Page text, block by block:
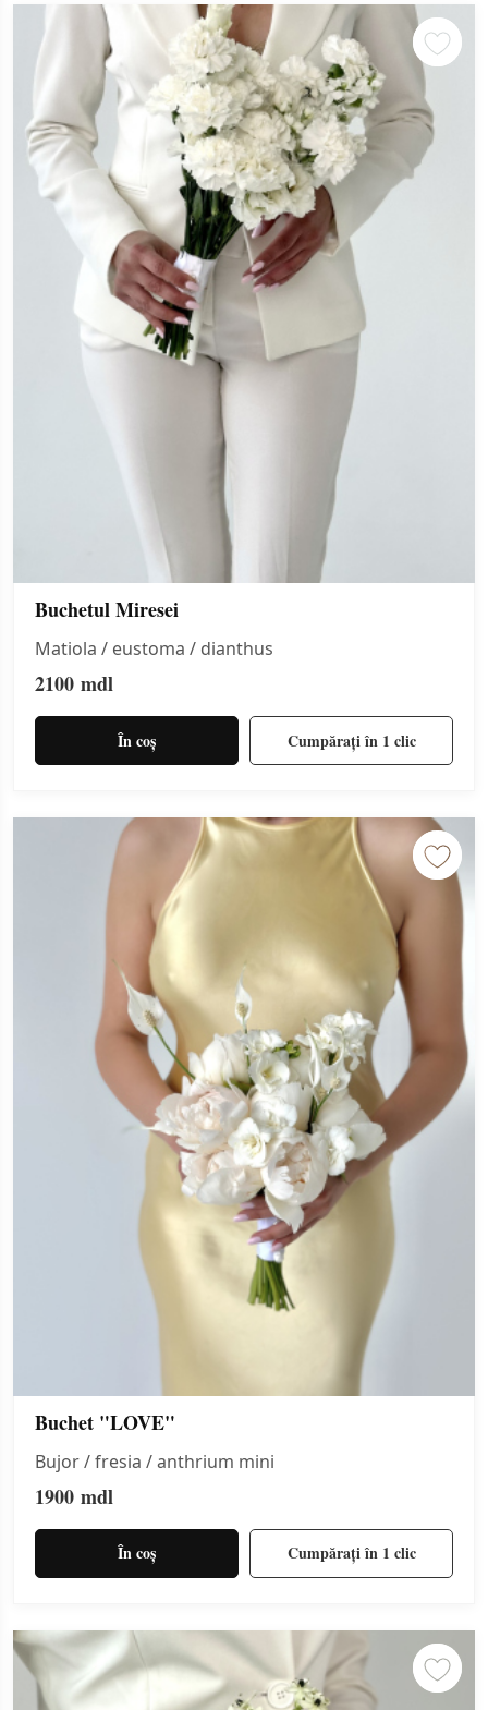
Buchetul Miresei
Matiola / eustoma / dianthus
2100 mdl
În coș Cumpărați în 1 clic
Buchet "LOVE"
Bujor / fresia / anthrium mini
1900 mdl
În coș Cumpărați în 1 clic